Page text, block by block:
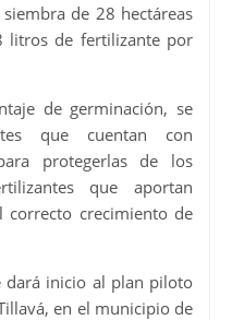
de 28 hectáreas
litros de fertilizante por
de germinación, se
que cuentan con
protegerlas de los
que aportan
correcto crecimiento de
dará inicio al plan piloto
en el municipio de